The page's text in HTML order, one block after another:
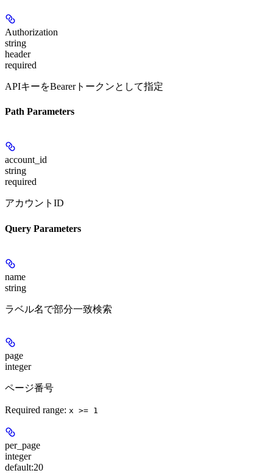
Authorization
string
header
required
APIキーをBearerトークンとして指定
Path Parameters
account_id
string
required
アカウントID
Query Parameters
name
string
ラベル名で部分一致検索
page
integer
ページ番号
Required range: x >= 1
per_page
integer
default:20